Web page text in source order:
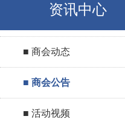
资讯中心
■ 商会动态
■ 商会公告
■ 活动视频